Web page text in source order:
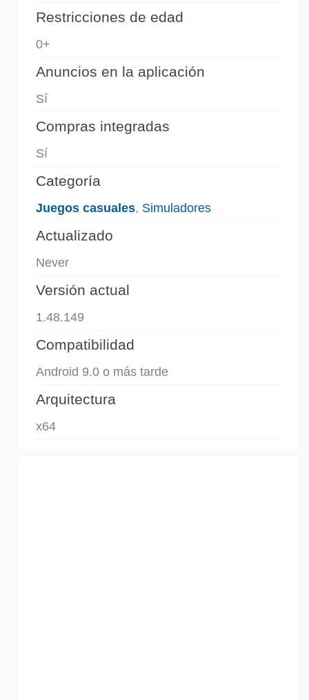
Restricciones de edad
0+
Anuncios en la aplicación
Sí
Compras integradas
Sí
Categoría
Juegos casuales, Simuladores
Actualizado
Never
Versión actual
1.48.149
Compatibilidad
Android 9.0 o más tarde
Arquitectura
x64